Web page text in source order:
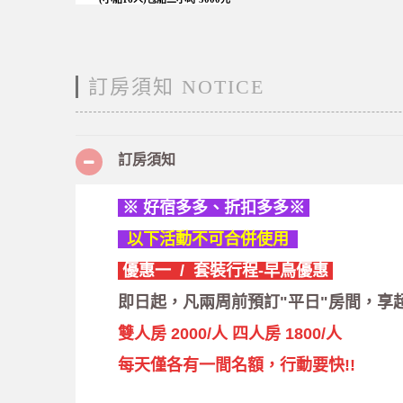
訂房須知 NOTICE
訂房須知
※ 好宿多多、折扣多多※
以下活動不可合併使用
優惠一 / 套裝行程-早鳥優惠
即日起，凡兩周前預訂"平日"房間，享
雙人房 2000/人 四人房 1800/人
每天僅各有一間名額，行動要快!!